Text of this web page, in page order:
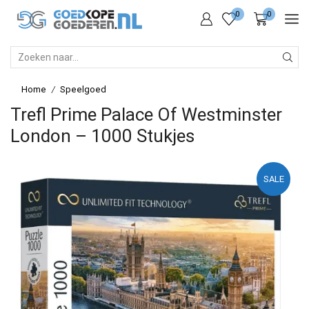
0 0
Home / Speelgoed
Trefl Prime Palace Of Westminster
London – 1000 Stukjes
SALE